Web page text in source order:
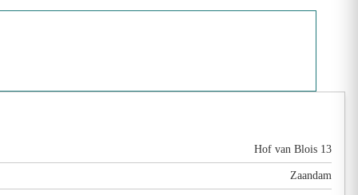
Hof van Blois 13
Zaandam